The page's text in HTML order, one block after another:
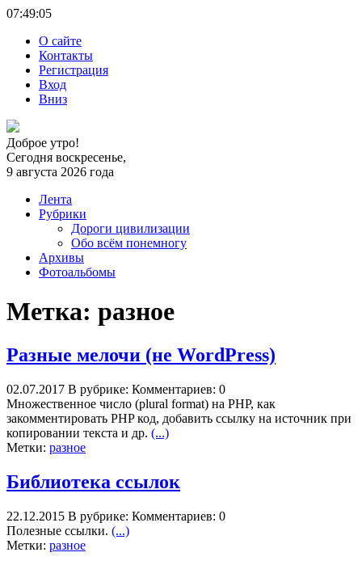
07:49:05
О сайте
Контакты
Регистрация
Вход
Вниз
Доброе утро!
Сегодня воскресенье,
9 августа 2026 года
Лента
Рубрики
Дороги цивилизации
Обо всём понемногу
Архивы
Фотоальбомы
Метка: разное
Разные мелочи (не WordPress)
02.07.2017 В рубрике: Комментариев: 0
Множественное число (plural format) на PHP, как
закомментировать PHP код, добавить ссылку на источник при
копировании текста и др. (...)
Метки: разное
Библиотека ссылок
22.12.2015 В рубрике: Комментариев: 0
Полезные ссылки. (...)
Метки: разное